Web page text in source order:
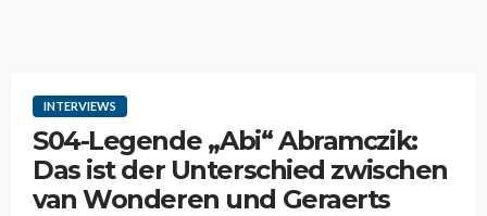
INTERVIEWS
S04-Legende „Abi“ Abramczik:
Das ist der Unterschied zwischen
van Wonderen und Geraerts